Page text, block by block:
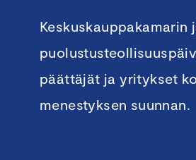
Keskuskauppakamarin
päättäjät ja yritykset
menestyksen suunnan.